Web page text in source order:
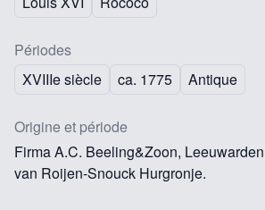
Périodes
XVIIIe siècle
ca. 1775 Antique
Origine et période
Firma A.C. Beeling&Zoon,
van Roijen-Snouck Hurgronje.